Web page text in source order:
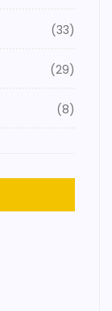
(33)
(29)
(8)